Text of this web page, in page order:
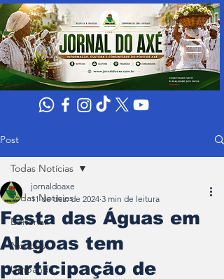
Post
Todas Notícias
Editorial
Noticias
Umbanda
Todas Notícias
Festa das Águas em
Alagoas tem
participação de
jornaldoaxe
11 de dez. de 2024 3 min de leitura